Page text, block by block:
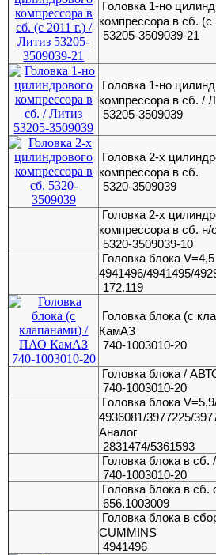
Головка 1-но
компрессора в сб. (с
53205-3509039-21
Головка 1-но
компрессора в сб. /
53205-3509039
Головка 2-х
компрессора в сб.
5320-3509039
Головка 2-х
компрессора в сб. н/
5320-3509039-10
Головка блока V=4,5
4941496/4941495/
172.119
Головка блока (с
КамАЗ
740-1003010-20
Головка блока /
740-1003010-20
Головка блока
4936081/3977225/
Аналог
2831474/5361593
Головка блока в
740-1003010-20
Головка блока в сб.
656.1003009
Головка блока в
CUMMINS
4941496